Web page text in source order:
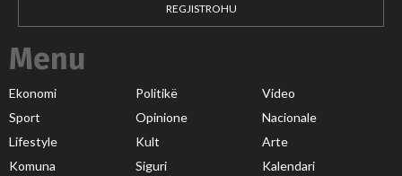
REGJISTROHU
Menu
Ekonomi Politikë
Video
Sport
Opinione
Nacionale
Lifestyle
Kult
Arte
Komuna
Siguri Kalendari